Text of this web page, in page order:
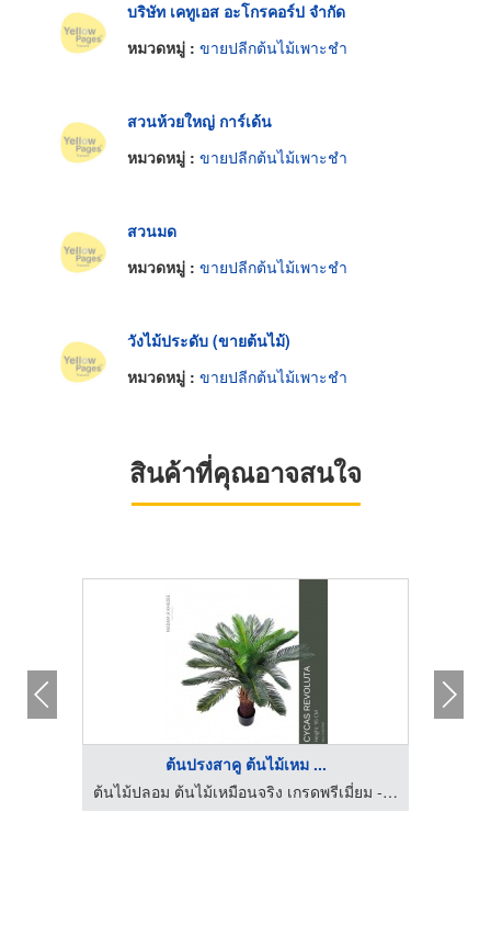
บริษัท เคทูเอส อะโกรคอร์ป จำกัด
หมวดหมู่ : ขายปลีกต้นไม้เพาะชำ
สวนห้วยใหญ่ การ์เด้น
หมวดหมู่ : ขายปลีกต้นไม้เพาะชำ
สวนมด
หมวดหมู่ : ขายปลีกต้นไม้เพาะชำ
วังไม้ประดับ (ขายต้นไม้)
หมวดหมู่ : ขายปลีกต้นไม้เพาะชำ
สินค้าที่คุณอาจสนใจ
ต้นปรงสาคู ต้นไม้เหม ...
ต้นไม้ปลอม ต้นไม้เหมือนจริง เกรดพรีเมี่ยม - มาดามขจี